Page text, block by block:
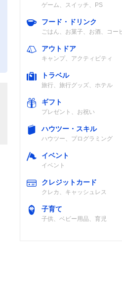
ゲーム、スイッチ、PS
フード・ドリンク
ごはん、お菓子、お酒、コー
アウトドア
キャンプ、アクティビティ
トラベル
旅行、旅行グッズ、ホテル
ギフト
プレゼント、お祝い
ハウツー・スキル
ハウツー、プログラミング
イベント
イベント
クレジットカード
クレカ、キャッシュレス
子育て
子供、ベビー用品、育児